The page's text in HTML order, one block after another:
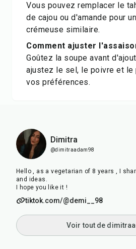
Vous pouvez remplacer le
de cajou ou d'amande pour
crémeuse similaire.
Comment ajuster
Goûtez la soupe avant
ajustez le sel, le poivre et le
vos préférences.
Dimitra
@dimitraadam98
Hello , as a vegetarian of 8 years , I
and ideas.
I hope you like it !
tiktok.com/@demi__98
Voir tout de